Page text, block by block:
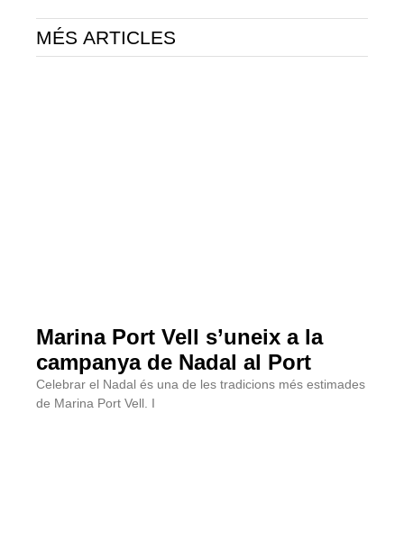
MÉS ARTICLES
Marina Port Vell s’uneix a la
campanya de Nadal al Port
Celebrar el Nadal és una de les tradicions més estimades
de Marina Port Vell. I